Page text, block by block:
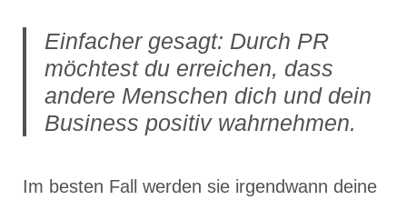
Einfacher gesagt: Durch PR
möchtest du erreichen, dass
andere Menschen dich und dein
Business positiv wahrnehmen.
Im besten Fall werden sie irgendwann deine